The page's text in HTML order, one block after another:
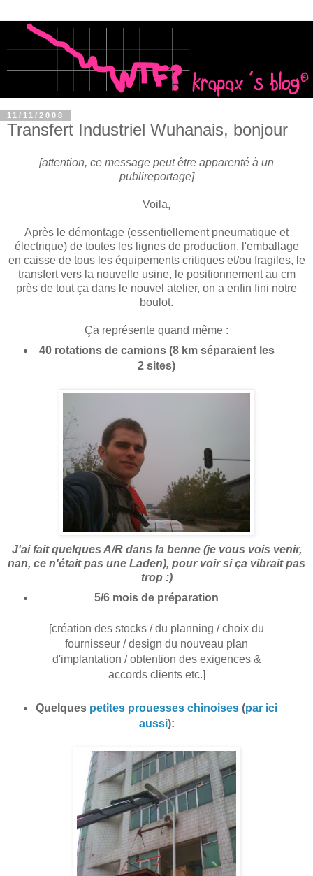
11/11/2008
Transfert Industriel Wuhanais, bonjour
[attention, ce message peut être apparenté à un
publireportage]
Voila,
Après le démontage (essentiellement pneumatique et
électrique) de toutes les lignes de production, l'emballage
en caisse de tous les équipements critiques et/ou fragiles, le
transfert vers la nouvelle usine, le positionnement au cm
près de tout ça dans le nouvel atelier, on a enfin fini notre
boulot.
Ça représente quand même :
40 rotations de camions (8 km séparaient les
2 sites)
J'ai fait quelques A/R dans la benne(je vous vois venir,
nan, ce n'était pas une Laden), pour voir si ça vibrait pas
trop :)
5/6 mois de préparation
[création des stocks / du planning / choix du
fournisseur / design du nouveau plan
d'implantation / obtention des exigences &
accords clients etc.]
Quelques petites prouesses chinoises (par ici
aussi):